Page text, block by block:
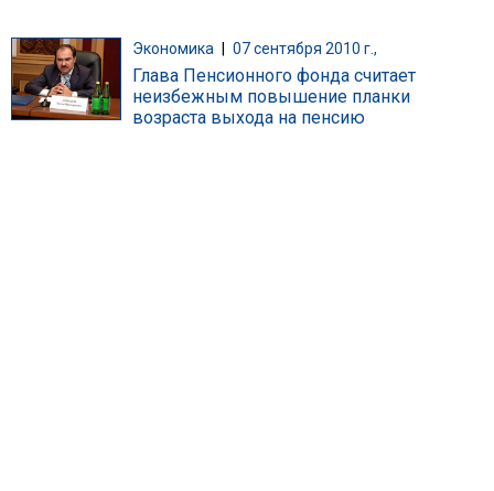
Экономика 07 сентября 2010 г.,
Глава Пенсионного фонда считает
неизбежным повышение планки
возраста выхода на пенсию